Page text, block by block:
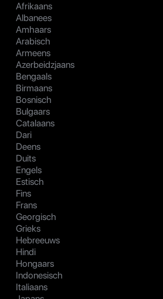
Afrikaans
Albanees
Amhaars
Arabisch
Armeens
Azerbeidzjaans
Bengaals
Birmaans
Bosnisch
Bulgaars
Catalaans
Dari
Deens
Duits
Engels
Estisch
Fins
Frans
Georgisch
Grieks
Hebreeuws
Hindi
Hongaars
Indonesisch
Italiaans